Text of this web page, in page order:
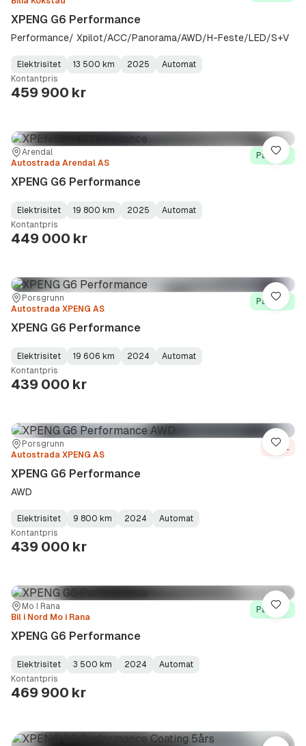
XPENG G6 Performance
Performance/ Xpilot/ACC/Panorama/AWD/H-Feste/LED/S+V
Fuel
Type:
Elektrisitet
Kilometerstand:
13 500 km
Model
Year:
2025
Gearbox
Type:
Automat
Kontantpris
459 900 kr
Sted:
Arendal
Forhandler:
Autostrada Arendal AS
På lager
XPENG G6 Performance
Fuel
Type:
Elektrisitet
Kilometerstand:
19 800 km
Model
Year:
2025
Gearbox
Type:
Automat
Kontantpris
449 000 kr
Lagre
Sted:Porsgrunn
Forhandler:
Autostrada XPENG AS
På lager
XPENG G6 Performance
Fuel
Type:
Elektrisitet
Kilometerstand:
19 606 km
Model
Year:
2024
Gearbox
Type:
Automat
Kontantpris
439 000 kr
Lagre
Sted:Porsgrunn
Forhandler:
Autostrada XPENG AS
Solgt
XPENG G6 Performance
AWD
Fuel
Type:
Elektrisitet
Kilometerstand:
9 800 km
Model
Year:
2024
Gearbox
Type:
Automat
Kontantpris
439 000 kr
Lagre
Sted:Mo I Rana
Forhandler:
Bil i Nord Mo i Rana
På lager
XPENG G6 Performance
Fuel
Type:
Elektrisitet
Kilometerstand:
3 500 km
Model
Year:
2024
Gearbox
Type:
Automat
Kontantpris
469 900 kr
Lagre